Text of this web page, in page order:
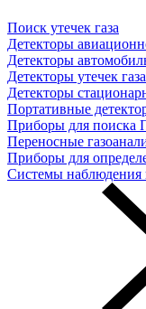
Поиск утечек газа
Детекторы
Детекторы
Детекторы утечек
Детекторы
Портативные
Приборы для поиска
Переносные
Приборы для
Системы наблюдения